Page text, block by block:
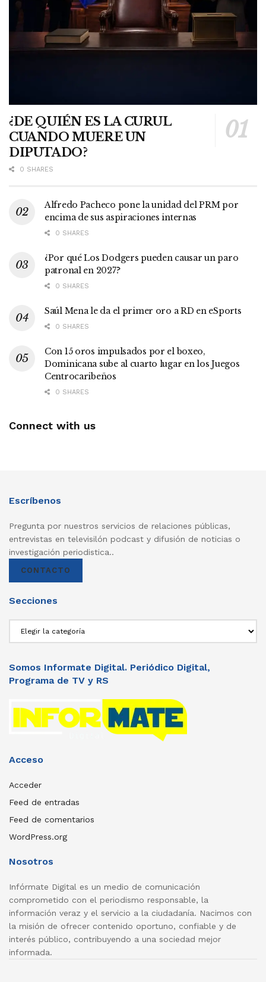
¿DE QUIÉN ES LA CURUL
CUANDO MUERE UN
DIPUTADO?
0 SHARES
Alfredo Pacheco pone la unidad del PRM por
encima de sus aspiraciones internas
0 SHARES
¿Por qué Los Dodgers pueden causar un paro
patronal en 2027?
0 SHARES
Saúl Mena le da el primer oro a RD en eSports
0 SHARES
Con 15 oros impulsados por el boxeo,
Dominicana sube al cuarto lugar en los Juegos
Centrocaribeños
0 SHARES
Connect with us
Escríbenos
Pregunta por nuestros servicios de relaciones públicas,
entrevistas en televisilón podcast y difusión de noticias o
investigación periodistica..
CONTACTO
Secciones
Somos Informate Digital. Periódico Digital,
Programa de TV y RS
Acceso
Acceder
Feed de entradas
Feed de comentarios
WordPress.org
Nosotros
Infórmate Digital es un medio de comunicación
comprometido con el periodismo responsable, la
información veraz y el servicio a la ciudadanía. Nacimos con
la misión de ofrecer contenido oportuno, confiable y de
interés público, contribuyendo a una sociedad mejor
informada.